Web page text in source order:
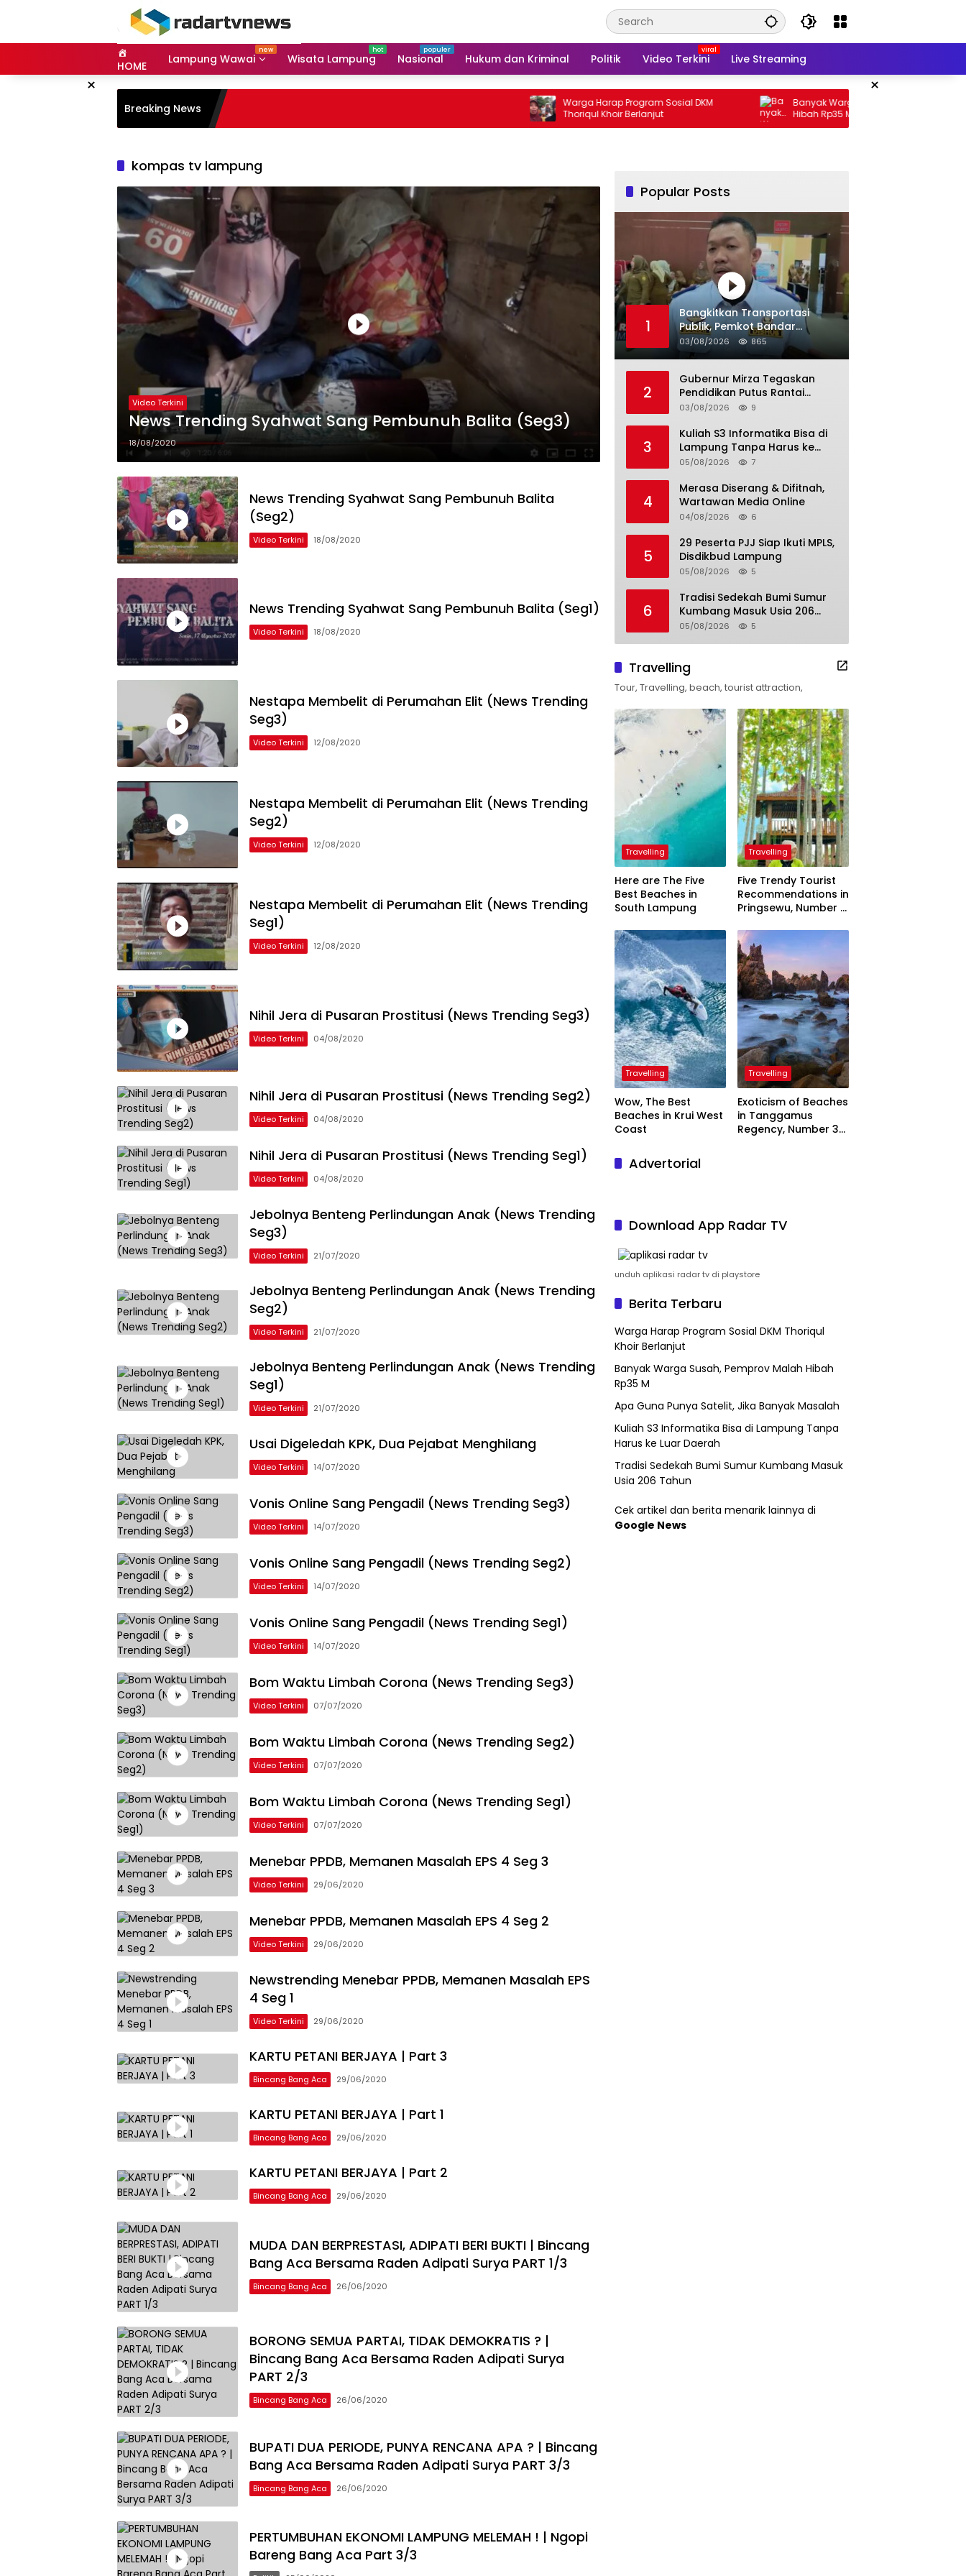
HOME Lampung Wawai Wisata Lampung Nasional Hukum dan Kriminal Politik Video Terkini Live Streaming
× ×
Breaking News
Warga Harap Program Sosial DKM
Thoriqul Khoir Berlanjut
Banyak Warga Susah, Pemprov Malah
Hibah Rp35 M
kompas tv lampung
Video Terkini
News Trending Syahwat Sang Pembunuh Balita (Seg3)
18/08/2020
News Trending Syahwat Sang Pembunuh Balita
(Seg2)
Video Terkini 18/08/2020
News Trending Syahwat Sang Pembunuh Balita (Seg1)
Video Terkini 18/08/2020
Nestapa Membelit di Perumahan Elit (News Trending
Seg3)
Video Terkini 12/08/2020
Nestapa Membelit di Perumahan Elit (News Trending
Seg2)
Video Terkini 12/08/2020
Nestapa Membelit di Perumahan Elit (News Trending
Seg1)
Video Terkini 12/08/2020
Nihil Jera di Pusaran Prostitusi (News Trending Seg3)
Video Terkini 04/08/2020
Nihil Jera di Pusaran Prostitusi (News Trending Seg2)
Video Terkini 04/08/2020
Nihil Jera di Pusaran Prostitusi (News Trending Seg1)
Video Terkini 04/08/2020
Jebolnya Benteng Perlindungan Anak (News Trending
Seg3)
Video Terkini 21/07/2020
Jebolnya Benteng Perlindungan Anak (News Trending
Seg2)
Video Terkini 21/07/2020
Jebolnya Benteng Perlindungan Anak (News Trending
Seg1)
Video Terkini 21/07/2020
Usai Digeledah KPK, Dua Pejabat Menghilang
Video Terkini 14/07/2020
Vonis Online Sang Pengadil (News Trending Seg3)
Video Terkini 14/07/2020
Vonis Online Sang Pengadil (News Trending Seg2)
Video Terkini 14/07/2020
Vonis Online Sang Pengadil (News Trending Seg1)
Video Terkini 14/07/2020
Bom Waktu Limbah Corona (News Trending Seg3)
Video Terkini 07/07/2020
Bom Waktu Limbah Corona (News Trending Seg2)
Video Terkini 07/07/2020
Bom Waktu Limbah Corona (News Trending Seg1)
Video Terkini 07/07/2020
Menebar PPDB, Memanen Masalah EPS 4 Seg 3
Video Terkini 29/06/2020
Menebar PPDB, Memanen Masalah EPS 4 Seg 2
Video Terkini 29/06/2020
Newstrending Menebar PPDB, Memanen Masalah EPS
4 Seg 1
Video Terkini 29/06/2020
KARTU PETANI BERJAYA | Part 3
Bincang Bang Aca 29/06/2020
KARTU PETANI BERJAYA | Part 1
Bincang Bang Aca 29/06/2020
KARTU PETANI BERJAYA | Part 2
Bincang Bang Aca 29/06/2020
MUDA DAN BERPRESTASI, ADIPATI BERI BUKTI | Bincang
Bang Aca Bersama Raden Adipati Surya PART 1/3
Bincang Bang Aca 26/06/2020
BORONG SEMUA PARTAI, TIDAK DEMOKRATIS ? |
Bincang Bang Aca Bersama Raden Adipati Surya
PART 2/3
Bincang Bang Aca 26/06/2020
BUPATI DUA PERIODE, PUNYA RENCANA APA ? | Bincang
Bang Aca Bersama Raden Adipati Surya PART 3/3
Bincang Bang Aca 26/06/2020
PERTUMBUHAN EKONOMI LAMPUNG MELEMAH ! | Ngopi
Bareng Bang Aca Part 3/3
Popular Posts
1
Bangkitkan Transportasi
Publik, Pemkot Bandar
Lampung Uji Coba Bus Umum
03/08/2026 865
2
Gubernur Mirza Tegaskan
Pendidikan Putus Rantai
Kemiskinan
03/08/2026 9
3
Kuliah S3 Informatika Bisa di
Lampung Tanpa Harus ke
Luar Daerah
05/08/2026 7
4
Merasa Diserang & Difitnah,
Wartawan Media Online
04/08/2026 6
5
29 Peserta PJJ Siap Ikuti MPLS,
Disdikbud Lampung
05/08/2026 5
6
Tradisi Sedekah Bumi Sumur
Kumbang Masuk Usia 206
Tahun
05/08/2026 5
Travelling
Tour, Travelling, beach, tourist attraction,
Travelling
Here are The Five
Best Beaches in
South Lampung
Travelling
Five Trendy Tourist
Recommendations in
Pringsewu, Number 3
President
Travelling
Wow, The Best
Beaches in Krui West
Coast
Travelling
Exoticism of Beaches
in Tanggamus
Regency, Number 3
Advertorial
Download App Radar TV
unduh aplikasi radar tv di playstore
Berita Terbaru
Warga Harap Program Sosial DKM Thoriqul
Khoir Berlanjut
Banyak Warga Susah, Pemprov Malah Hibah
Rp35 M
Apa Guna Punya Satelit, Jika Banyak Masalah
Kuliah S3 Informatika Bisa di Lampung Tanpa
Harus ke Luar Daerah
Tradisi Sedekah Bumi Sumur Kumbang Masuk
Usia 206 Tahun
Cek artikel dan berita menarik lainnya di
Google News